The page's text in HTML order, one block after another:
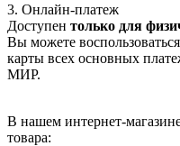
3. Онлайн-платеж
Доступен только для
Вы можете
карты всех основных
МИР.
В нашем интернет-
товара: